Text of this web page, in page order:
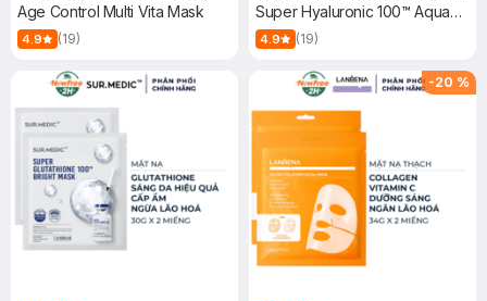
Age Control Multi Vita Mask
4.9 (19)
Sâu 30g
Super Hyaluronic 100™ Aqua
Mask
4.9 (19)
-20 %